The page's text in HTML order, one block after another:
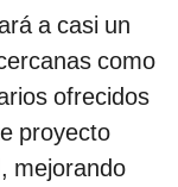
a casi un
como
ofrecidos
proyecto
, mejorando